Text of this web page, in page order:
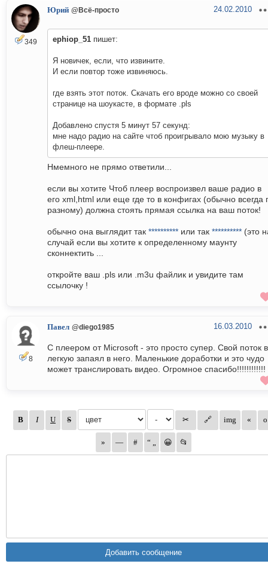
349
Юрий @Всё-просто 24.02.2010
ephiop_51 пишет:
Я новичек, если, что извините.
И если повтор тоже извиняюсь.
где взять этот поток. Скачать его вроде можно со своей
странице на шоукасте, в формате .pls
Добавлено спустя 5 минут 57 секунд:
мне надо радио на сайте чтоб проигрывало мою музыку в
флеш-плеере.
Нмемного не прямо ответили...
если вы хотите Чтоб плеер воспроизвел ваше радио в
его xml,html или еще где то в конфигах (обычно всегда
разному) должна стоять прямая ссылка на ваш поток!
обычно она выглядит так ********** или так ********** (это
случай если вы хотите к определенному маунту
сконнектить ...
откройте ваш .pls или .m3u файлик и увидите там
ссылочку !
8
Павел @diego1985 16.03.2010
С плеером от Microsoft - это просто супер. Свой поток в
легкую запаял в него. Маленькие доработки и это чудо
может транслировать видео. Огромное спасибо!!!!!!!!!!!!